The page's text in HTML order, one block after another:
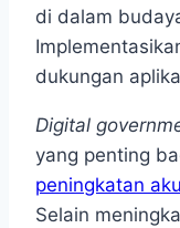
di dalam
dukungan
Digital
yang penting
peningkatan
Selain